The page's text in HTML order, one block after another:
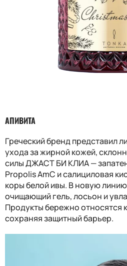
АПИВИТА
Греческий бренд представил
ухода за жирной кожей,
силы ДЖАСТ БИ КЛИА —
Propolis AmC и салициловая
коры белой ивы. В новую
очищающий гель, лосьон и
Продукты бережно относятся
сохраняя защитный барьер.